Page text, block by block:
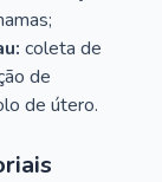
coleta de
de
de útero.